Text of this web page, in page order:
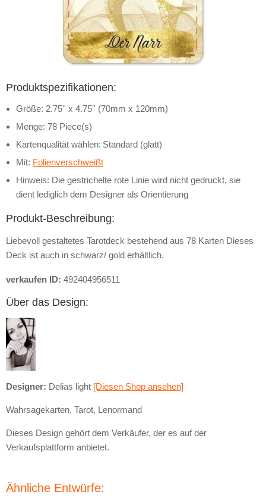
Produktspezifikationen:
Größe: 2.75'' x 4.75'' (70mm x 120mm)
Menge: 78 Piece(s)
Kartenqualität wählen: Standard (glatt)
Mit: Folienverschweißt
Hinweis: Die gestrichelte rote Linie wird nicht gedruckt, sie
dient lediglich dem Designer als Orientierung
Produkt-Beschreibung:
Liebevoll gestaltetes Tarotdeck bestehend aus 78 Karten Dieses
Deck ist auch in schwarz/ gold erhältlich.
verkaufen ID: 492404956511
Über das Design:
Designer: Delias light [Diesen Shop ansehen]
Wahrsagekarten, Tarot, Lenormand
Dieses Design gehört dem Verkäufer, der es auf der
Verkaufsplattform anbietet.
Ähnliche Entwürfe: